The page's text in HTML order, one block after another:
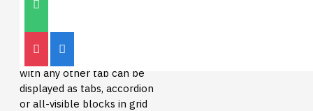
Product description, along
with any other tab can be
displayed as tabs, accordion
or all-visible blocks in grid